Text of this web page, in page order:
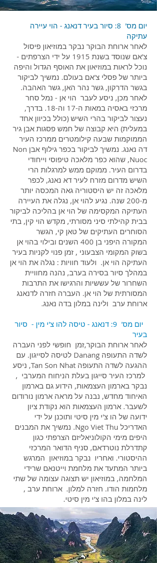
יום מס' 8: סיור בעיר דנאנג - הוי עיירה
עתיקה
לאחר ארוחת הבוקר נבקר במוזיאון פיסול
צ'אם שנוסד בשנת 1915 על ידי הצרפתים -
נוכל לראות במוזיאון את האוסף הגדול והיפה
ביותר של פסלי צ'אם בעולם. נמשיך לביקור
בגשר הדרקון, גשר נהר האן, גשר האהבה.
לאחר מכן, ניסע לעבר הוי אן - נמל סחר
מרכזי באסיה במאות ה-17 וה-18. בדרך,
נעצור לביקור בהרי השיש (כולל בכיוון אחד
במעלית) היא קבוצה של חמש פסגות אבן גיר
הממוקמות שבעה קילומטרים ממרכז העיר
דה נאנג. נמשיך לביקור בכפר גילוף אבן Non
Nuoc, שהוא כפר מלאכה טיפוסי וייחודי
בדרום העיר. ממוקם ממש למרגלות הרי
השיש מדרום מזרח לעיר דא נאנג, לכפר
מלאכה זה יש היסטוריה גאה המכסה יותר
מ-200 שנה. נגיע להוי אן, נגלה את העיירה
העתיקה המקסימה של הוי אן בהליכה לביקור
בבית קהילתי סיני מסורתי, מקדש הוי קין, בתי
הסוחרים העתיקים של טאן קי, הגשר
המקורה היפני בן 400 השנים ובילוי בהוי אן
בשוק המקומי הצבעוני , זמן פנוי לקניות בעיר
העתיקה הוי אן. ולעוד חוויות : נגלה את הוי אן
במהלך סיור בסירה בערב, נהנה מחוויית
השחרור של עששיות והרגישו את התרבות
המסורתית של הוי אן. העברה חזרה לדנאנג
ארוחת ערב ולינה במלון בדה נאנג.
יום מס' 9: דנאנג - טיסה להו צ'י מין - סיור
בעיר
לאחר ארוחת הבוקר,זמן חופשי לפני העברה
לשדה התעופה Danang לטיסה לסייגון. עם
ההגעה לשדה התעופה Tan Son Nhat, ניסע
למרכז העיר סייגון בעלת הניחוח המערבי ,
נבקר בארמון העצמאות, הידוע גם בארמון
האיחוד מחדש, נבנה על מראה ארמון נורודום
לשעבר. ארמון העצמאות הוא נקודת ציון
ידועה של הו צ'י מין סיטי ותוכנן על ידי
האדריכל Ngo Viet Thu. נמשיך את המבנים
היפים מימי הקולוניאליזם הצרפתי כגון
קתדרלת נוטרדאם, סניף הדואר המרכזי
ההיסטורי. ואחריו נבקר במוזיאון המרגש
ביותר המתעד את מלחמת וייטנאם שרידי
המלחמה, במוזיאון יש תצוגה עצומה של שתי
מלחמות הודו. חזרה למלון. ארוחת ערב ,
לינה במלון בהו צ'י מין סיטי.